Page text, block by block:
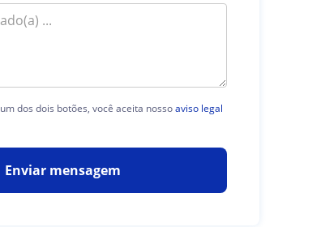
dos dois botões, você aceita nossoaviso legal
Enviar mensagem